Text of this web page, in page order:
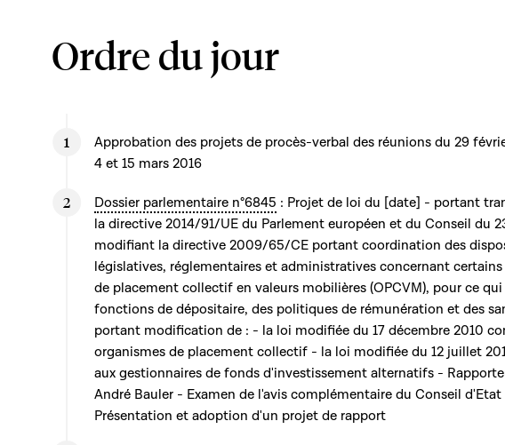
Ordre du jour
Approbation des projets de procès-verbal des réunions du 29
4 et 15 mars 2016
Dossier parlementaire n°6845 : Projet de loi du [date] - portant
la directive 2014/91/UE du Parlement européen et du Conseil du
modifiant la directive 2009/65/CE portant coordination des
législatives, réglementaires et administratives concernant
de placement collectif en valeurs mobilières (OPCVM), pour ce qui
fonctions de dépositaire, des politiques de rémunération et des
portant modification de : - la loi modifiée du 17 décembre 2010
organismes de placement collectif - la loi modifiée du 12 juillet
aux gestionnaires de fonds d'investissement alternatifs -
André Bauler - Examen de l'avis complémentaire du Conseil d'Etat
Présentation et adoption d'un projet de rapport